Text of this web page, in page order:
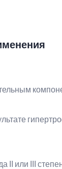
или ІІІ